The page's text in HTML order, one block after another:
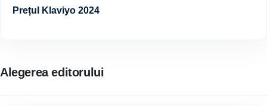
Prețul Klaviyo 2024
Alegerea editorului